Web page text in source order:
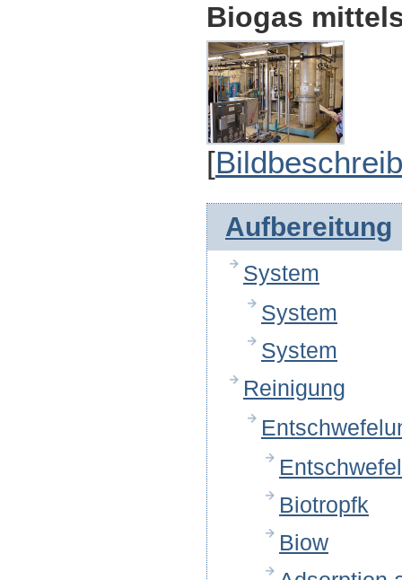
Biogas
[
Aufbereitung
System
System
System
Reinigung
Biotropfk
Biow